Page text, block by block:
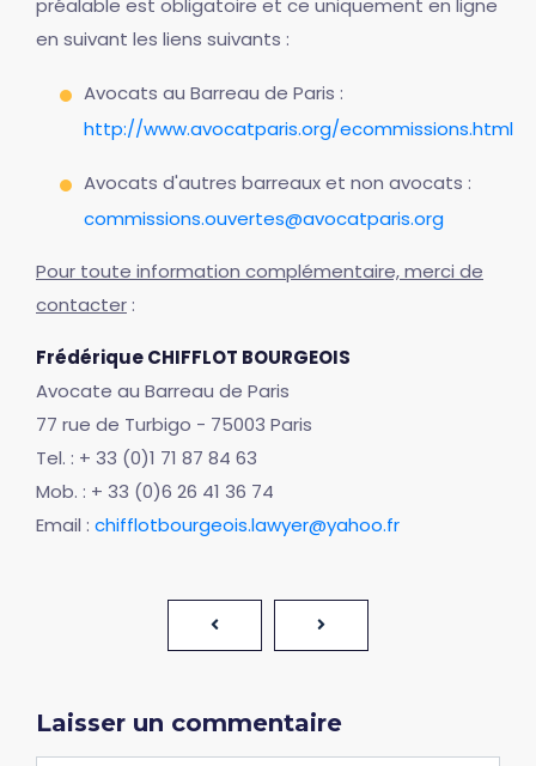
préalable est obligatoire et ce uniquement en ligne
en suivant les liens suivants :
Avocats au Barreau de Paris :
http://www.avocatparis.org/ecommissions.html
Avocats d'autres barreaux et non avocats :
commissions.ouvertes@avocatparis.org
Pour toute information complémentaire, merci de
contacter :
Frédérique CHIFFLOT BOURGEOIS
Avocate au Barreau de Paris
77 rue de Turbigo - 75003 Paris
Tel. : + 33 (0)1 71 87 84 63
Mob. : + 33 (0)6 26 41 36 74
Email : chifflotbourgeois.lawyer@yahoo.fr
Laisser un commentaire